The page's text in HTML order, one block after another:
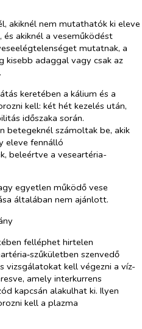
akiknél nem mutathatók ki eleve
akiknél a veseműködést
mutatnak, a
kisebb adaggal vagy csak az
keretében a kálium és a
kell: két hét kezelés után,
időszaka során.
betegeknél számoltak be, akik
eleve fennálló
beleértve a veseartéria-
egyetlen működő vese
általában nem ajánlott.
felléphet hirtelen
szenvedő
vizsgálatokat kell végezni a víz-
amely interkurrens
kapcsán alakulhat ki. Ilyen
kell a plazma